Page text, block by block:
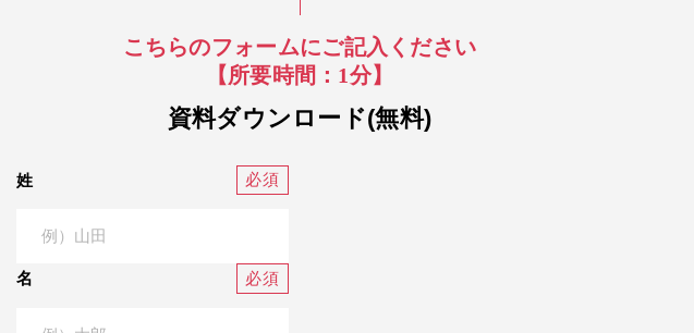
こちらのフォームにご記入ください
【所要時間：1分】
資料ダウンロード(無料)
姓
名